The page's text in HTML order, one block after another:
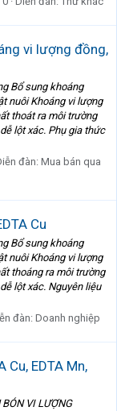
vi lượng đồng,
Bổ sung khoáng
nuôi Khoáng vi lượng
thoát ra môi trường
lột xác. Phụ gia thức
đàn:Mua bán qua
Cu
Bổ sung khoáng
nuôi Khoáng vi lượng
thoáng ra môi trường
lột xác. Nguyên liệu
đàn:Doanh nghiệp
Cu, EDTA Mn,
BÓN VI LƯỢNG